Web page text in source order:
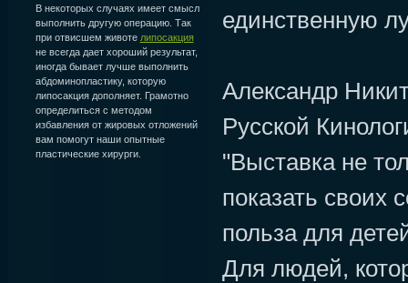
В некоторых случаях имеет смысл
выполнить другую операцию. Так
при отвисшем животе липосакция
не всегда дает хороший результат,
иногда бывает лучше выполнить
абдоминопластику, которую
липосакция дополняет. Грамотно
определиться с методом
избавления от жировых отложений
вам помогут наши опытные
пластические хирурги.
единственную
Александр
Русской
"Выставка не
показать своих
польза для
Для людей,